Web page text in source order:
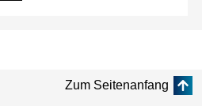
Zum Seitenanfang